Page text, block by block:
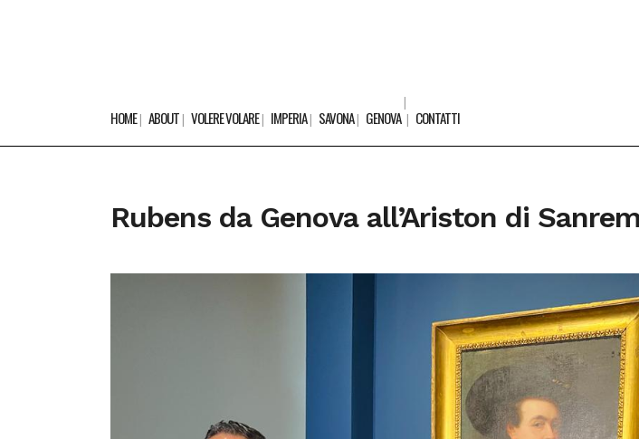
HOME ABOUT VOLERE VOLARE IMPERIA SAVONA GENOVA CONTATTI
Rubens da Genova all’Ariston di